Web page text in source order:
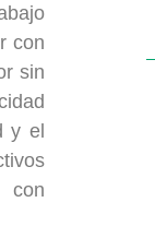
con
sin
y el